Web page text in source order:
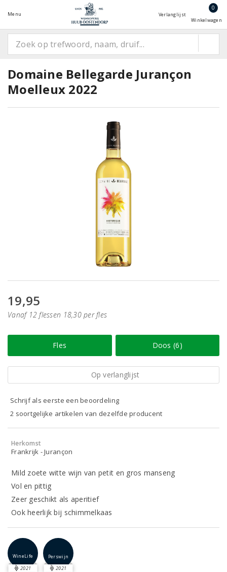
Menu Verlanglijst
0
Winkelwagen
Domaine Bellegarde Jurançon
Moelleux 2022
19,95
Vanaf 12 flessen 18,30 per fles
Fles Doos (6)
Op verlanglijst
Schrijf als eerste een beoordeling
2 soortgelijke artikelen van dezelfde producent
Herkomst
Frankrijk - Jurançon
Mild zoete witte wijn van petit en gros manseng
Vol en pittig
Zeer geschikt als aperitief
Ook heerlijk bij schimmelkaas
WineLife
2021
Perswijn
2021